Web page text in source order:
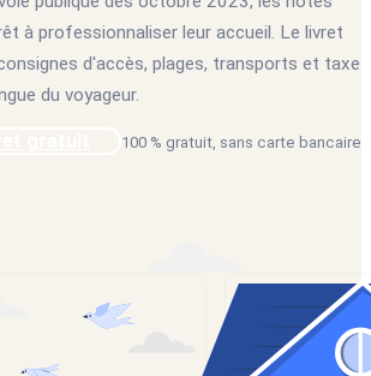
à professionnaliser leur accueil. Le livret
d'accès, plages, transports et taxe
du voyageur.
100 % gratuit, sans carte bancaire